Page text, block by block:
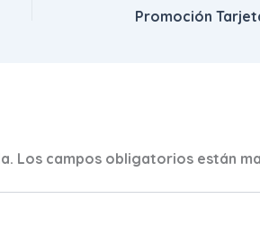
Los campos obligatorios están